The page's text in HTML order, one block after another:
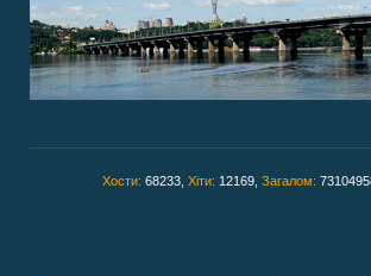
Хости: 68233, Хіти: 12169, Загалом: